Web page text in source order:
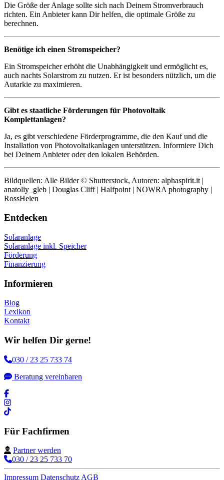
Die Größe der Anlage sollte sich nach Deinem Stromverbrauch
richten. Ein Anbieter kann Dir helfen, die optimale Größe zu
berechnen.
Benötige ich einen Stromspeicher?
Ein Stromspeicher erhöht die Unabhängigkeit und ermöglicht es,
auch nachts Solarstrom zu nutzen. Er ist besonders nützlich, um die
Autarkie zu maximieren.
Gibt es staatliche Förderungen für Photovoltaik
Komplettanlagen?
Ja, es gibt verschiedene Förderprogramme, die den Kauf und die
Installation von Photovoltaikanlagen unterstützen. Informiere Dich
bei Deinem Anbieter oder den lokalen Behörden.
Bildquellen: Alle Bilder © Shutterstock, Autoren: alphaspirit.it |
anatoliy_gleb | Douglas Cliff | Halfpoint | NOWRA photography |
RossHelen
Entdecken
Solaranlage
Solaranlage inkl. Speicher
Förderung
Finanzierung
Informieren
Blog
Lexikon
Kontakt
Wir helfen Dir gerne!
030 / 23 25 733 74
Beratung vereinbaren
Für Fachfirmen
Partner werden
030 / 23 25 733 70
Impressum Datenschutz AGB